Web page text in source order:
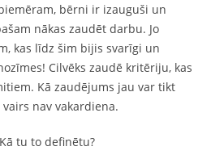
bērni ir izauguši un
nākas zaudēt darbu. Jo
kas līdz šim bijis svarīgi un
Cilvēks zaudē kritēriju, kas
Kā zaudējums jau var tikt
nav vakardiena.
tu to definētu?